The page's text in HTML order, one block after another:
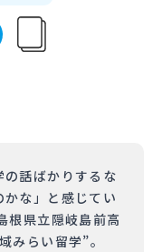
話ばかりするな
な」と感じてい
根県立隠岐島前高
みらい留学”。